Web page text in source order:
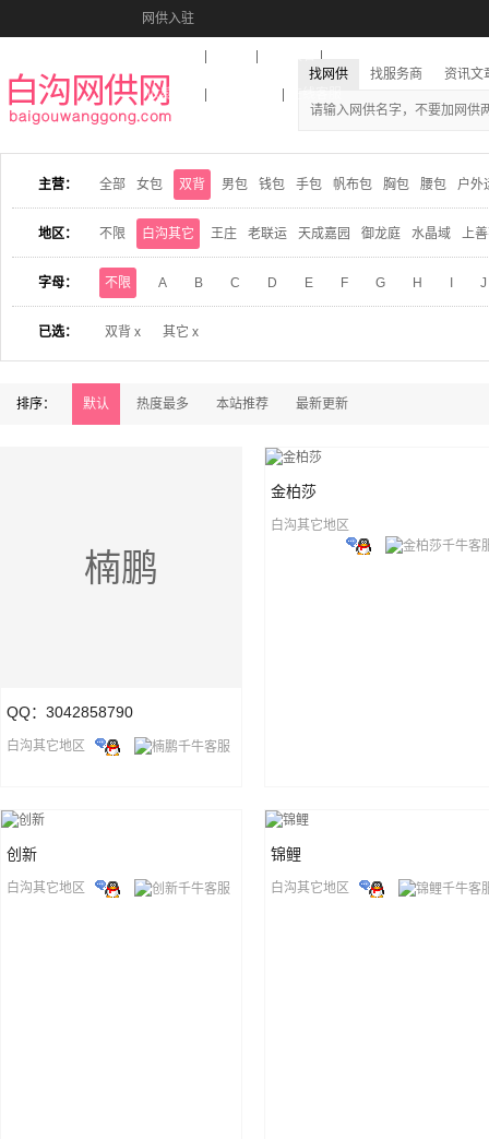
网供入驻
收藏本站
找网供 找服务商 资讯文
主营： 全部 女包 双背 男包 钱包 手包 帆布包 胸包 腰包 户外
地区： 不限 白沟其它 王庄 老联运 天成嘉园 御龙庭 水晶域 上
字母： 不限 A B C D E F G H J
已选： 双背 x 其它 x
排序： 默认 热度最多 本站推荐 最新更新
楠鹏
QQ：3042858790
白沟其它地区
金柏莎
白沟其它地区
创新
白沟其它地区
锦鲤
白沟其它地区